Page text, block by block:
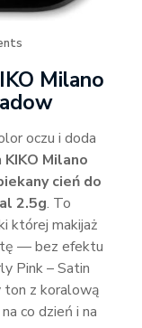
Milano
oczu i doda
KIKO Milano
cień do
2.5g. To
której makijaż
— bez efektu
Pink – Satin
ton z koralową
co dzień i na